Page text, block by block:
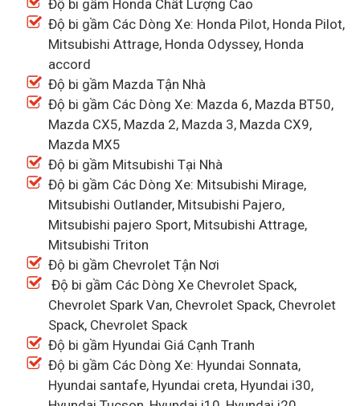
Độ bi gầm Honda Chất Lượng Cao
Độ bi gầm Các Dòng Xe: Honda Pilot, Honda Pilot,
Mitsubishi Attrage, Honda Odyssey, Honda
accord
Độ bi gầm Mazda Tận Nhà
Độ bi gầm Các Dòng Xe: Mazda 6, Mazda BT50,
Mazda CX5, Mazda 2, Mazda 3, Mazda CX9,
Mazda MX5
Độ bi gầm Mitsubishi Tại Nhà
Độ bi gầm Các Dòng Xe: Mitsubishi Mirage,
Mitsubishi Outlander, Mitsubishi Pajero,
Mitsubishi pajero Sport, Mitsubishi Attrage,
Mitsubishi Triton
Độ bi gầm Chevrolet Tận Nơi
Độ bi gầm Các Dòng Xe Chevrolet Spack,
Chevrolet Spark Van, Chevrolet Spack, Chevrolet
Spack, Chevrolet Spack
Độ bi gầm Hyundai Giá Cạnh Tranh
Độ bi gầm Các Dòng Xe: Hyundai Sonnata,
Hyundai santafe, Hyundai creta, Hyundai i30,